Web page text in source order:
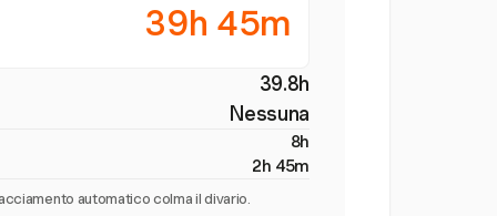
39h 45m
39.8h
Nessuna
8h
2h 45m
automatico colma il divario.